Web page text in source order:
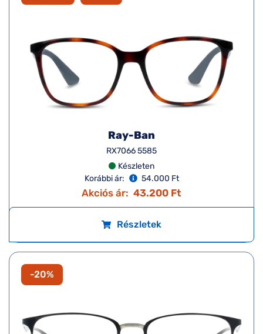
Ray-Ban
RX7066 5585
Készleten
Korábbi ár:
54.000 Ft
Akciós ár: 43.200 Ft
Részletek
-20%